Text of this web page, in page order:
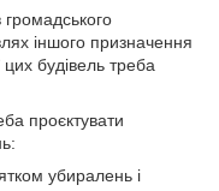
іншого призначення
будівель треба
проєктувати
убиралень і